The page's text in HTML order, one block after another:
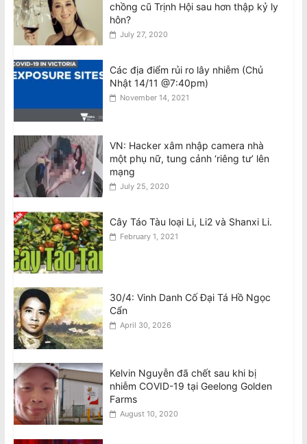
của Ô. Nguyễn Quang Duy: Sự
Nguyện Biện Và Hành Vi Vu Khống
Hàm Hồ Bắt Nguồn Từ Sự Gian Dối Nội
August 8, 2026
Tân BCH CĐNVTD-VIC: Tóm Tắt Thư
Luật Sư Bằng Tiếng Việt
Ban Chấp Hành Chấp Thuận Kết Quả
Hòa Giải và Chương Trình Thực Hiện
Sau Cuộc Bầu Cử BCH 2026–30
chồng cũ Trịnh Hội sau hơn thập kỷ ly
hôn?
July 27, 2020
Các địa điểm rủi ro lây nhiễm (Chủ
Nhật 14/11 @7:40pm)
November 14, 2021
VN: Hacker xâm nhập camera nhà
một phụ nữ, tung cảnh ‘riêng tư’ lên
mạng
July 25, 2020
Cây Táo Tàu loại Li, Li2 và Shanxi Li.
February 1, 2021
30/4: Vinh Danh Cố Đại Tá Hồ Ngọc
Cẩn
April 30, 2026
Kelvin Nguyễn đã chết sau khi bị
nhiễm COVID-19 tại Geelong Golden
Farms
August 10, 2020